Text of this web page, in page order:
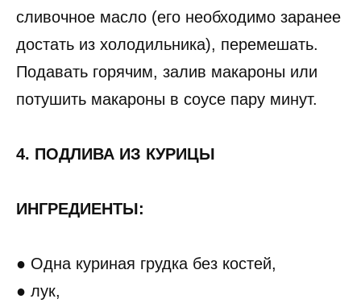
сливочное масло (его необходимо заранее
достать из холодильника), перемешать.
Подавать горячим, залив макароны или
потушить макароны в соусе пару минут.
4. ПОДЛИВА ИЗ КУРИЦЫ
ИНГРЕДИЕНТЫ:
● Одна куриная грудка без костей,
● лук,